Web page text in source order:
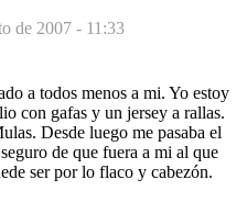
de 2007 - 11:33
a todos menos a mi. Yo estoy
con gafas y un jersey a rallas.
Desde luego me pasaba el
de que fuera a mi al que
ser por lo flaco y cabezón.